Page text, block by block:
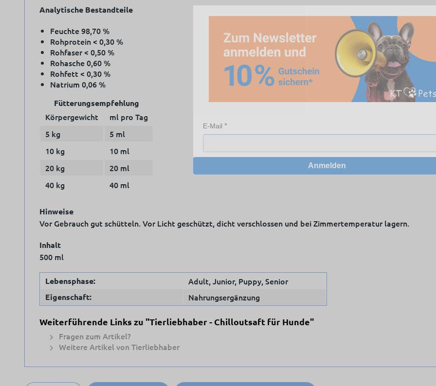
Analytische Bestandteile
Feuchte 98,70 %
Rohprotein < 0,30 %
Rohfaser < 0,50 %
Rohasche 0,60 %
Rohfett < 0,30 %
Natrium 0,06 %
Fütterungsempfehlung
Körpergewicht
ml pro Tag
5 kg
5 ml
10 kg
10 ml
20 kg
20 ml
40 kg
40 ml
Hinweise
Vor Gebrauch gut schütteln. Vor Licht geschützt, dicht verschlossen und bei Zimmertemperatur lagern.
Inhalt
500 ml
Lebensphase: Adult, Junior, Puppy, Senior
Eigenschaft: Nahrungsergänzung
Weiterführende Links zu "Tierliebhaber - Chilloutsaft für Hunde"
Fragen zum Artikel?
Weitere Artikel von Tierliebhaber
E-Mail
Anmelden